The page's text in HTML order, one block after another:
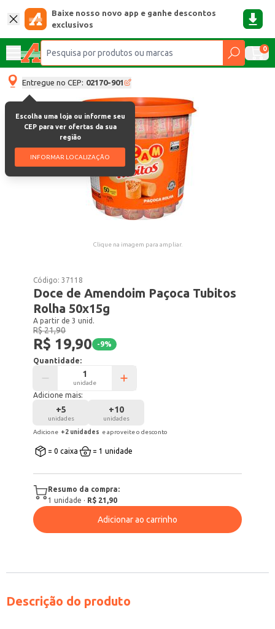
Baixe nosso novo app e ganhe descontos
exclusivos
0
Entregue no CEP: 02170-901
Escolha uma loja ou informe seu
CEP para ver ofertas da sua
região
INFORMAR LOCALIZAÇÃO
Clique na imagem para ampliar.
Código:37118
Doce de Amendoim Paçoca Tubitos
Rolha 50x15g
A partir de 3 unid.
R$ 21,90
R$ 19,90 -9%
Quantidade:
unidade
Adicione mais:
+5
unidades
+10
unidades
Adicione +2 unidades e aproveite o desconto
= 0 caixa = 1 unidade
Resumo da compra:
1 unidade · R$ 21,90
Adicionar ao carrinho
Descrição do produto